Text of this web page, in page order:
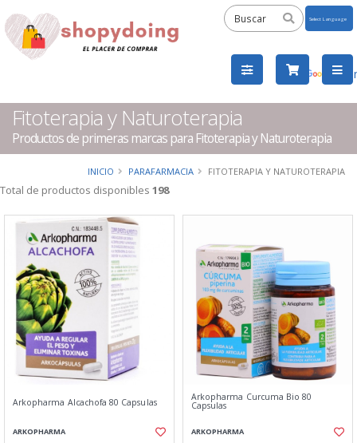
by
Fitoterapia y Naturoterapia
Productos de primeras marcas para Fitoterapia y Naturoterapia
INICIO PARAFARMACIA FITOTERAPIA Y NATUROTERAPIA
Total de productos disponibles 198
Arkopharma Alcachofa 80 Capsulas
ARKOPHARMA
Arkopharma Curcuma Bio 80
Capsulas
ARKOPHARMA